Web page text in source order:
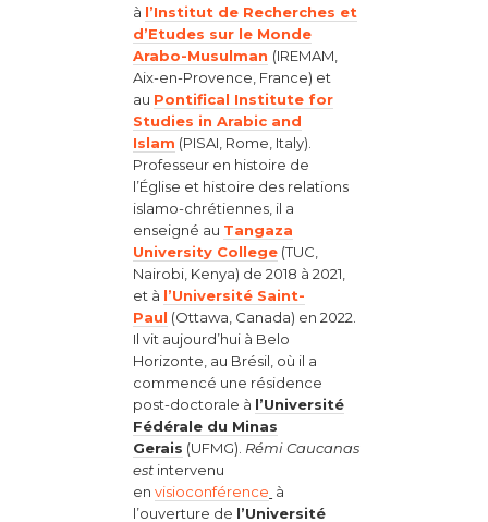
à l’Institut de Recherches et
d’Etudes sur le Monde
Arabo-Musulman (IREMAM,
Aix-en-Provence, France) et
au Pontifical Institute for
Studies in Arabic and
Islam (PISAI, Rome, Italy).
Professeur en histoire de
l’Église et histoire des relations
islamo-chrétiennes, il a
enseigné au Tangaza
University College (TUC,
Nairobi, Kenya) de 2018 à 2021,
et à l’Université Saint-
Paul (Ottawa, Canada) en 2022.
Il vit aujourd’hui à Belo
Horizonte, au Brésil, où il a
commencé une résidence
post-doctorale à l’Université
Fédérale du Minas
Gerais (UFMG). Rémi Caucanas
est intervenu
envisioconférence à
l’ouverture de l’Université